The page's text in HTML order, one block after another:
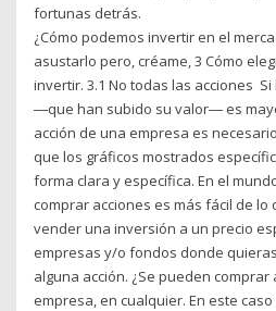
fortunas detrás.
¿Cómo podemos invertir en el
asustarlo pero, créame, 3 Cómo
invertir. 3.1 No todas las acciones
―que han subido su valor― es
acción de una empresa es
que los gráficos mostrados
forma clara y específica. En el
comprar acciones es más fácil de
vender una inversión a un precio
empresas y/o fondos donde
alguna acción. ¿Se pueden
empresa, en cualquier. En este